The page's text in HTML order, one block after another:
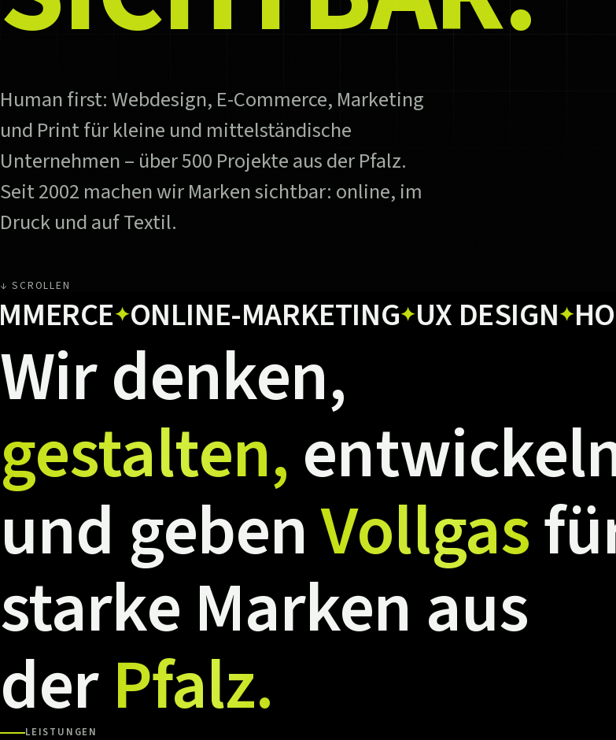
Human first: Webdesign, E-Commerce, Marketing
und Print für kleine und mittelständische
Unternehmen – über 500 Projekte aus der Pfalz.
Seit 2002 machen wir Marken sichtbar: online, im
Druck und auf Textil.
↓ SCROLLEN
✦ ONLINE-MARKETING✦UX DESIGN✦HOSTING
Wirdenken,
gestalten,
und gebenVollgas
starke Marken aus
derPfalz.
LEISTUNGEN